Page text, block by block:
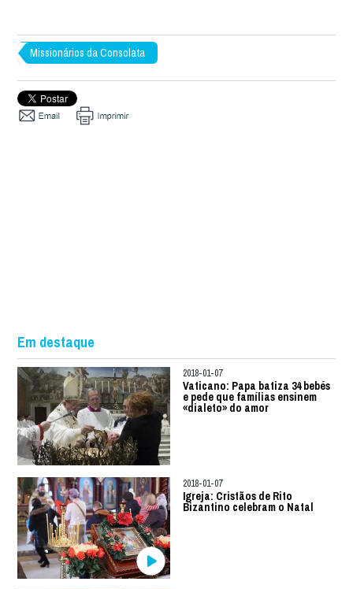
Missionários da Consolata
Em destaque
2018-01-07
Vaticano: Papa batiza 34 bebés
e pede que famílias ensinem
«dialeto» do amor
2018-01-07
Igreja: Cristãos de Rito
Bizantino celebram o Natal